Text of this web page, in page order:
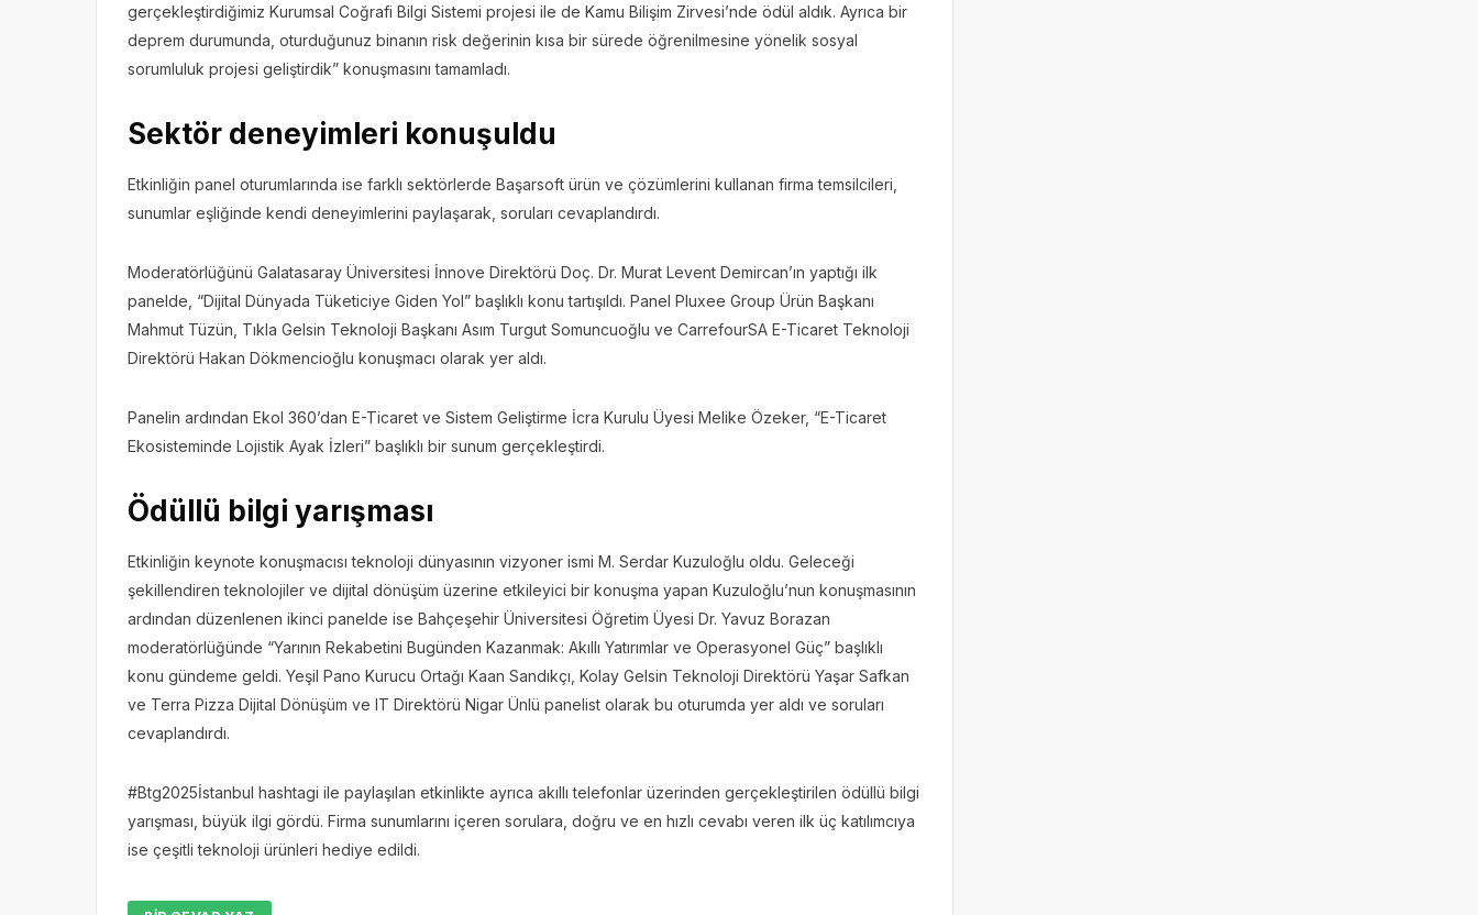
gerçekleştirdiğimiz Kurumsal Coğrafi Bilgi Sistemi projesi ile de Kamu Bilişim Zirvesi’nde ödül aldık. Ayrıca bir
deprem durumunda, oturduğunuz binanın risk değerinin kısa bir sürede öğrenilmesine yönelik sosyal
sorumluluk projesi geliştirdik” konuşmasını tamamladı.
Sektör deneyimleri konuşuldu
Etkinliğin panel oturumlarında ise farklı sektörlerde Başarsoft ürün ve çözümlerini kullanan firma temsilcileri,
sunumlar eşliğinde kendi deneyimlerini paylaşarak, soruları cevaplandırdı.
Moderatörlüğünü Galatasaray Üniversitesi İnnove Direktörü Doç. Dr. Murat Levent Demircan’ın yaptığı ilk
panelde, “Dijital Dünyada Tüketiciye Giden Yol” başlıklı konu tartışıldı. Panel Pluxee Group Ürün Başkanı
Mahmut Tüzün, Tıkla Gelsin Teknoloji Başkanı Asım Turgut Somuncuoğlu ve CarrefourSA E-Ticaret Teknoloji
Direktörü Hakan Dökmencioğlu konuşmacı olarak yer aldı.
Panelin ardından Ekol 360’dan E-Ticaret ve Sistem Geliştirme İcra Kurulu Üyesi Melike Özeker, “E-Ticaret
Ekosisteminde Lojistik Ayak İzleri” başlıklı bir sunum gerçekleştirdi.
Ödüllü bilgi yarışması
Etkinliğin keynote konuşmacısı teknoloji dünyasının vizyoner ismi M. Serdar Kuzuloğlu oldu. Geleceği
şekillendiren teknolojiler ve dijital dönüşüm üzerine etkileyici bir konuşma yapan Kuzuloğlu’nun konuşmasının
ardından düzenlenen ikinci panelde ise Bahçeşehir Üniversitesi Öğretim Üyesi Dr. Yavuz Borazan
moderatörlüğünde “Yarının Rekabetini Bugünden Kazanmak: Akıllı Yatırımlar ve Operasyonel Güç” başlıklı
konu gündeme geldi. Yeşil Pano Kurucu Ortağı Kaan Sandıkçı, Kolay Gelsin Teknoloji Direktörü Yaşar Safkan
ve Terra Pizza Dijital Dönüşüm ve IT Direktörü Nigar Ünlü panelist olarak bu oturumda yer aldı ve soruları
cevaplandırdı.
#Btg2025İstanbul hashtagi ile paylaşılan etkinlikte ayrıca akıllı telefonlar üzerinden gerçekleştirilen ödüllü bilgi
yarışması, büyük ilgi gördü. Firma sunumlarını içeren sorulara, doğru ve en hızlı cevabı veren ilk üç katılımcıya
ise çeşitli teknoloji ürünleri hediye edildi.